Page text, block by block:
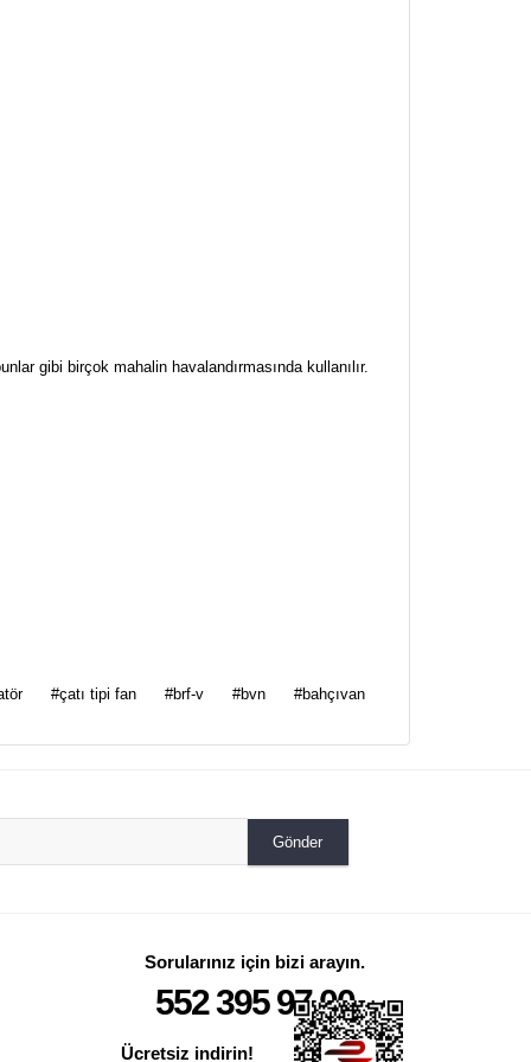
gibi birçok mahalin havalandırmasında kullanılır.
#çatı tipi fan #brf-v #bvn #bahçıvan
Gönder
Sorularınız için bizi arayın.
552 395 97 00
Ücretsiz indirin!